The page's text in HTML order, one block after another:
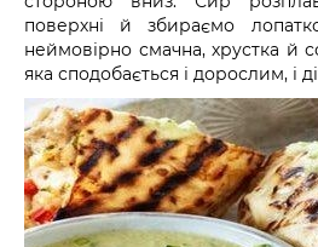
поверхні й збираємо
неймовірно смачна, хрустка й
яка сподобається і дорослим, і